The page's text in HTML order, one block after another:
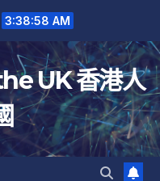
3:38:59 AM
UK 香港人